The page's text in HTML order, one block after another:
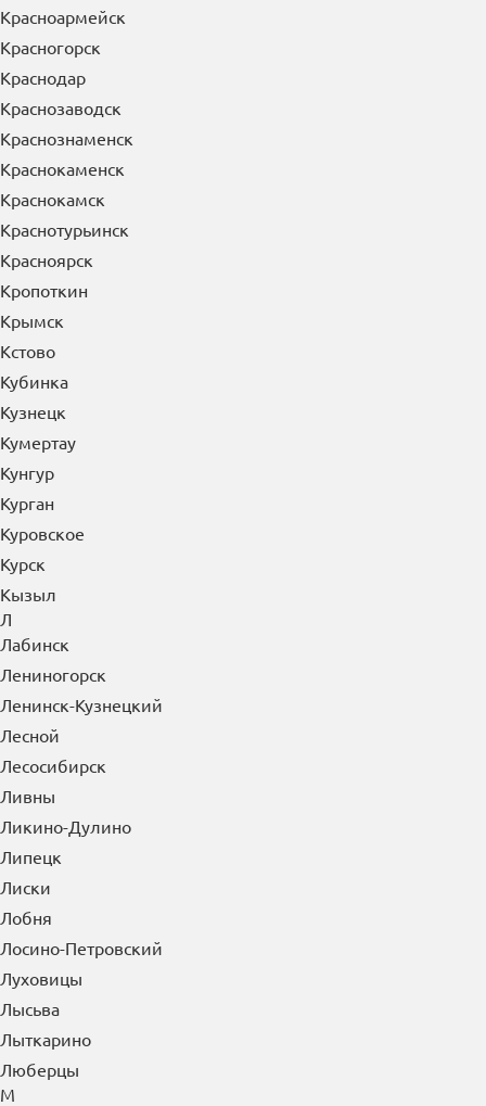
Красноармейск
Красногорск
Краснодар
Краснозаводск
Краснознаменск
Краснокаменск
Краснокамск
Краснотурьинск
Красноярск
Кропоткин
Крымск
Кстово
Кубинка
Кузнецк
Кумертау
Кунгур
Курган
Куровское
Курск
Кызыл
Л
Лабинск
Лениногорск
Ленинск-Кузнецкий
Лесной
Лесосибирск
Ливны
Ликино-Дулино
Липецк
Лиски
Лобня
Лосино-Петровский
Луховицы
Лысьва
Лыткарино
Люберцы
М